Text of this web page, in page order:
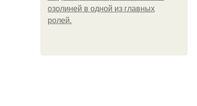
озолиней в одной из главных
ролей.